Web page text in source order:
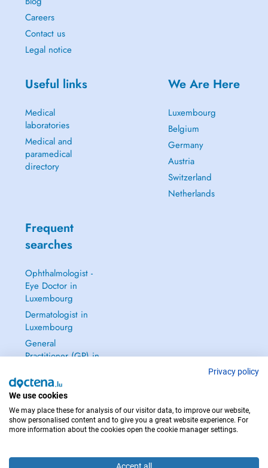
Careers
Contact us
Legal notice
Useful links
Medical
laboratories
Medical and
paramedical
directory
We Are Here
Luxembourg
Belgium
Germany
Austria
Switzerland
Netherlands
Frequent
searches
Ophthalmologist -
Eye Doctor in
Luxembourg
Dermatologist in
Luxembourg
General
Practitioner (GP) in
Gynecologist in
Luxembourg
See all →
Privacy policy
We use cookies
We may place these for analysis of our visitor data, to improve our website,
show personalised content and to give you a great website experience. For
more information about the cookies open the cookie manager settings.